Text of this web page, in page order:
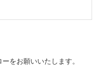
をお願いいたします。